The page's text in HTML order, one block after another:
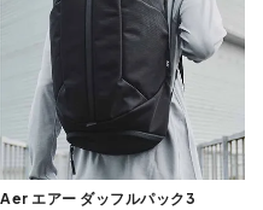
Aer エアー ダッフルパック3